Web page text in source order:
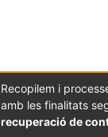
Recopilem i
amb les finalitats
recuperació de